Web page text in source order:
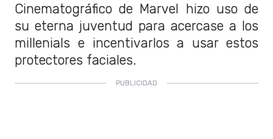
Cinematográfico de Marvel hizo uso de
su eterna juventud para acercase a los
millenials e incentivarlos a usar estos
protectores faciales.